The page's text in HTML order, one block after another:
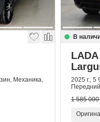
Механика,
В
LADA
2025 г., 5
Передний
1 585 000